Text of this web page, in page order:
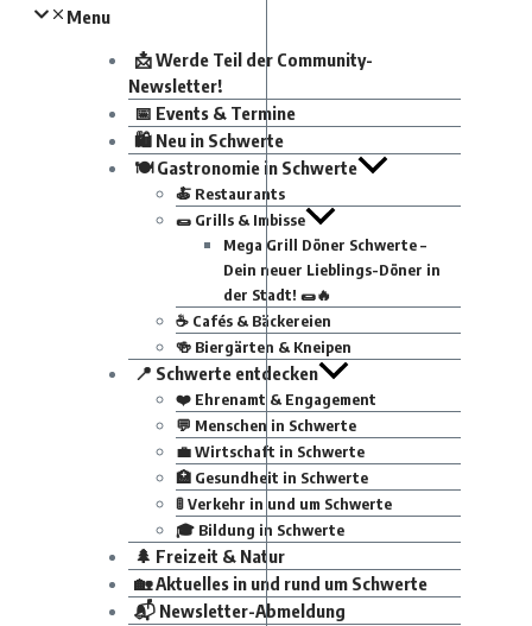
Menu
📩 Werde Teil der Community-
Newsletter!
📅 Events & Termine
🛍 Neu in Schwerte
🍽 Gastronomie in Schwerte
🍝 Restaurants
🌯 Grills & Imbisse
Mega Grill Döner Schwerte –
Dein neuer Lieblings-Döner in
der Stadt! 🌯🔥
☕ Cafés & Bäckereien
🍻 Biergärten & Kneipen
📍 Schwerte entdecken
❤️ Ehrenamt & Engagement
💬 Menschen in Schwerte
💼 Wirtschaft in Schwerte
🏥 Gesundheit in Schwerte
🚦 Verkehr in und um Schwerte
🎓 Bildung in Schwerte
🌲 Freizeit & Natur
🏡 Aktuelles in und rund um Schwerte
📬 Newsletter-Abmeldung